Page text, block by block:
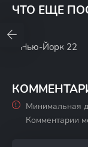
ЧТО ЕЩЕ
Нью-Йорк 22
Минимальная
Комментарии